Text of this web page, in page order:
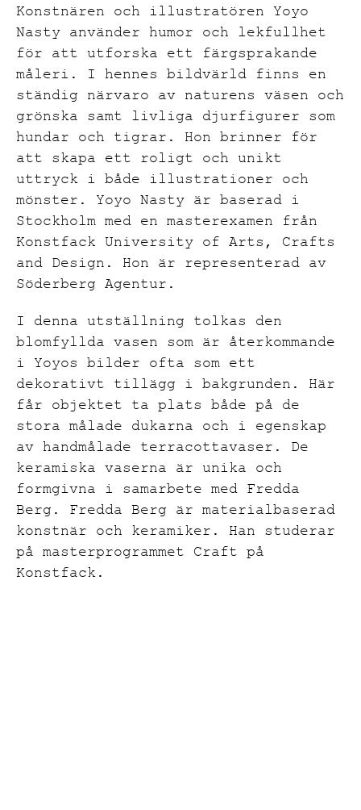
Konstnären och illustratören Yoyo
Nasty använder humor och lekfullhet
för att utforska ett färgsprakande
måleri. I hennes bildvärld finns en
ständig närvaro av naturens väsen och
grönska samt livliga djurfigurer som
hundar och tigrar. Hon brinner för
att skapa ett roligt och unikt
uttryck i både illustrationer och
mönster. Yoyo Nasty är baserad i
Stockholm med en masterexamen från
Konstfack University of Arts, Crafts
and Design. Hon är representerad av
Söderberg Agentur.
I denna utställning tolkas den
blomfyllda vasen som är återkommande
i Yoyos bilder ofta som ett
dekorativt tillägg i bakgrunden. Här
får objektet ta plats både på de
stora målade dukarna och i egenskap
av handmålade terracottavaser. De
keramiska vaserna är unika och
formgivna i samarbete med Fredda
Berg. Fredda Berg är materialbaserad
konstnär och keramiker. Han studerar
på masterprogrammet Craft på
Konstfack.